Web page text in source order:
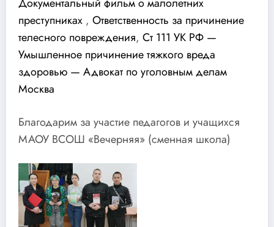
преступниках , Ответственность за причинение
телесного повреждения, Ст 111 УК РФ —
Умышленное причинение тяжкого вреда
здоровью — Адвокат по уголовным делам
Москва
Благодарим за участие педагогов и учащихся
МАОУ ВСОШ «Вечерняя» (сменная школа)